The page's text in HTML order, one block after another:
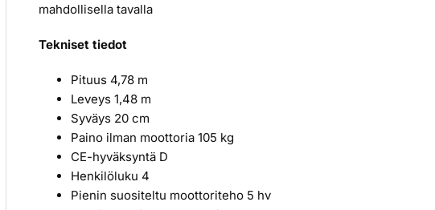
mahdollisella tavalla
Tekniset tiedot
Pituus 4,78 m
Leveys 1,48 m
Syväys 20 cm
Paino ilman moottoria 105 kg
CE-hyväksyntä D
Henkilöluku 4
Pienin suositeltu moottoriteho 5 hv